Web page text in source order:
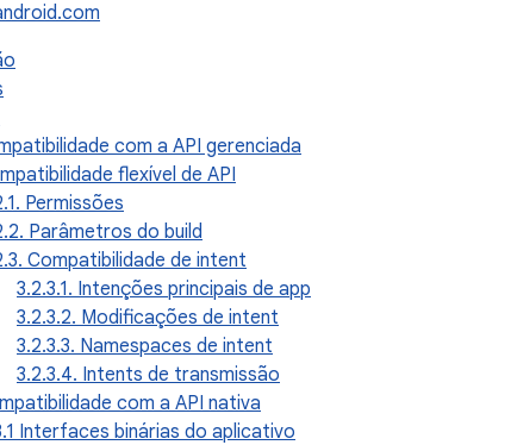
com a API gerenciada
flexível de API
Permissões
Parâmetros do build
Compatibilidade de intent
3.2.3.1. Intenções principais de app
3.2.3.2. Modificações de intent
3.2.3.3. Namespaces de intent
3.2.3.4. Intents de transmissão
com a API nativa
Interfaces binárias do aplicativo